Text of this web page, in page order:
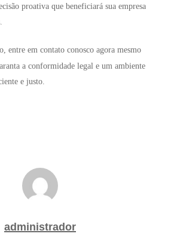
proativa que beneficiará sua empresa
entre em contato conosco agora mesmo
a conformidade legal e um ambiente
e justo.
administrador